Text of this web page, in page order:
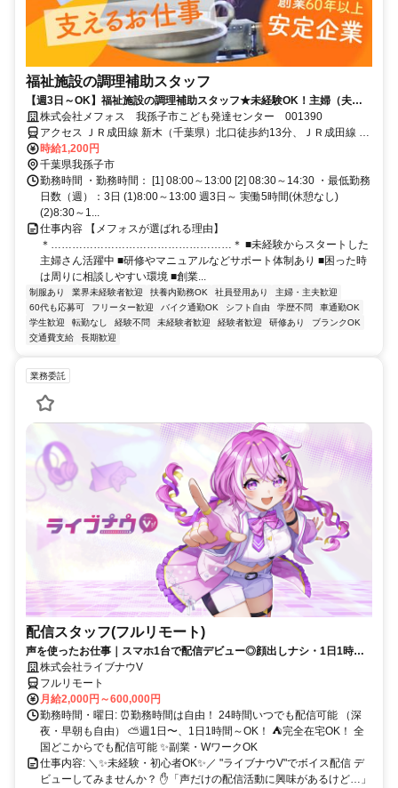
福祉施設の調理補助スタッフ
【週3日～OK】福祉施設の調理補助スタッフ★未経験OK！主婦（夫）
さん活躍中◎全国約2000ヵ所の施設にてサービスを提供する「メフォ
ス」！大手企業で安心◎
株式会社メフォス 我孫子市こども発達センター 001390
アクセス ＪＲ成田線 新木（千葉県）北口徒歩約13分、ＪＲ成田線 湖
北南口徒歩約29分、ＪＲ成田線 布佐南口徒歩約50分 JR成田線（我孫
子支線）「新木駅」より徒歩約10分
時給1,200円
千葉県我孫子市
勤務時間 ・勤務時間： [1] 08:00～13:00 [2] 08:30～14:30 ・最低勤務
日数（週）：3日 (1)8:00～13:00 週3日～ 実働5時間(休憩なし)
(2)8:30～1...
仕事内容 【メフォスが選ばれる理由】
＊……………………………………………＊ ■未経験からスタートした
主婦さん活躍中 ■研修やマニュアルなどサポート体制あり ■困った時
は周りに相談しやすい環境 ■創業...
制服あり 業界未経験者歓迎 扶養内勤務OK 社員登用あり
主婦・主夫歓迎
60代も応募可
フリーター歓迎 バイク通勤OK シフト自由 学歴不問
車通勤OK
学生歓迎
転勤なし 経験不問 未経験者歓迎 経験者歓迎 研修あり
ブランクOK
交通費支給
長期歓迎
業務委託
配信スタッフ(フルリモート)
声を使ったお仕事｜スマホ1台で配信デビュー◎顔出しナシ・1日1時間
～OK♪
株式会社ライブナウV
フルリモート
月給2,000円～600,000円
勤務時間・曜日: ⏰勤務時間は自由！ 24時間いつでも配信可能 （深
夜・早朝も自由） ⛅週1日〜、1日1時間～OK！ ⛺完全在宅OK！ 全
国どこからでも配信可能 ✨副業・WワークOK
仕事内容: ＼✨未経験・初心者OK✨／ "ライブナウV"でボイス配信 デ
ビューしてみませんか？ ✋「声だけの配信活動に興味があるけど…」